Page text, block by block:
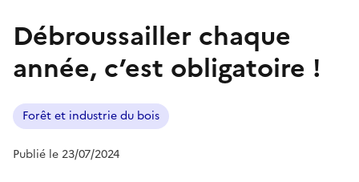
Débroussailler chaque
année, c’est obligatoire !
Forêt et industrie du bois
Publié le 23/07/2024